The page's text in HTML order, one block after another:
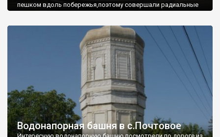
пешком вдоль побережья,поэтому совершали радиальные
Водонапорная башня в с.Почтовое